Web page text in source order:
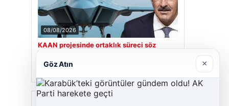
08/08/2026
KAAN projesinde ortaklık süreci söz
konusu mu? Cumhurbaşkanı Yardımcısı
Cevdet Yılmaz CNN Türk’te yanıtladı
Göz Atın ×